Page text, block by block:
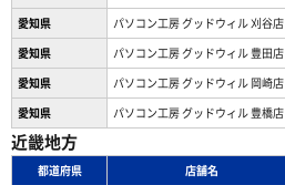
愛知県 パソコン工房 グッドウィル 刈谷店
愛知県
パソコン工房 グッドウィル 豊田店
愛知県
パソコン工房 グッドウィル 岡崎店
愛知県
パソコン工房 グッドウィル 豊橋店
近畿地方
都道府県 店舗名